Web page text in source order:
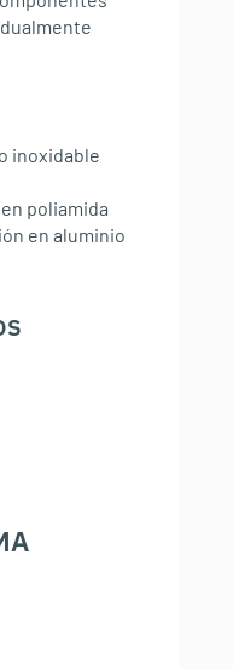
inoxidable
poliamida
en aluminio
: